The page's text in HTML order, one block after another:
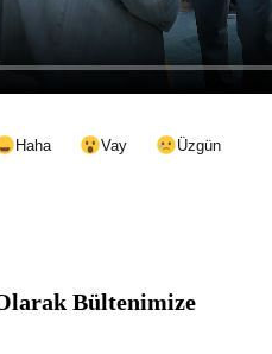
Haha Vay
Üzgün
Bültenimize